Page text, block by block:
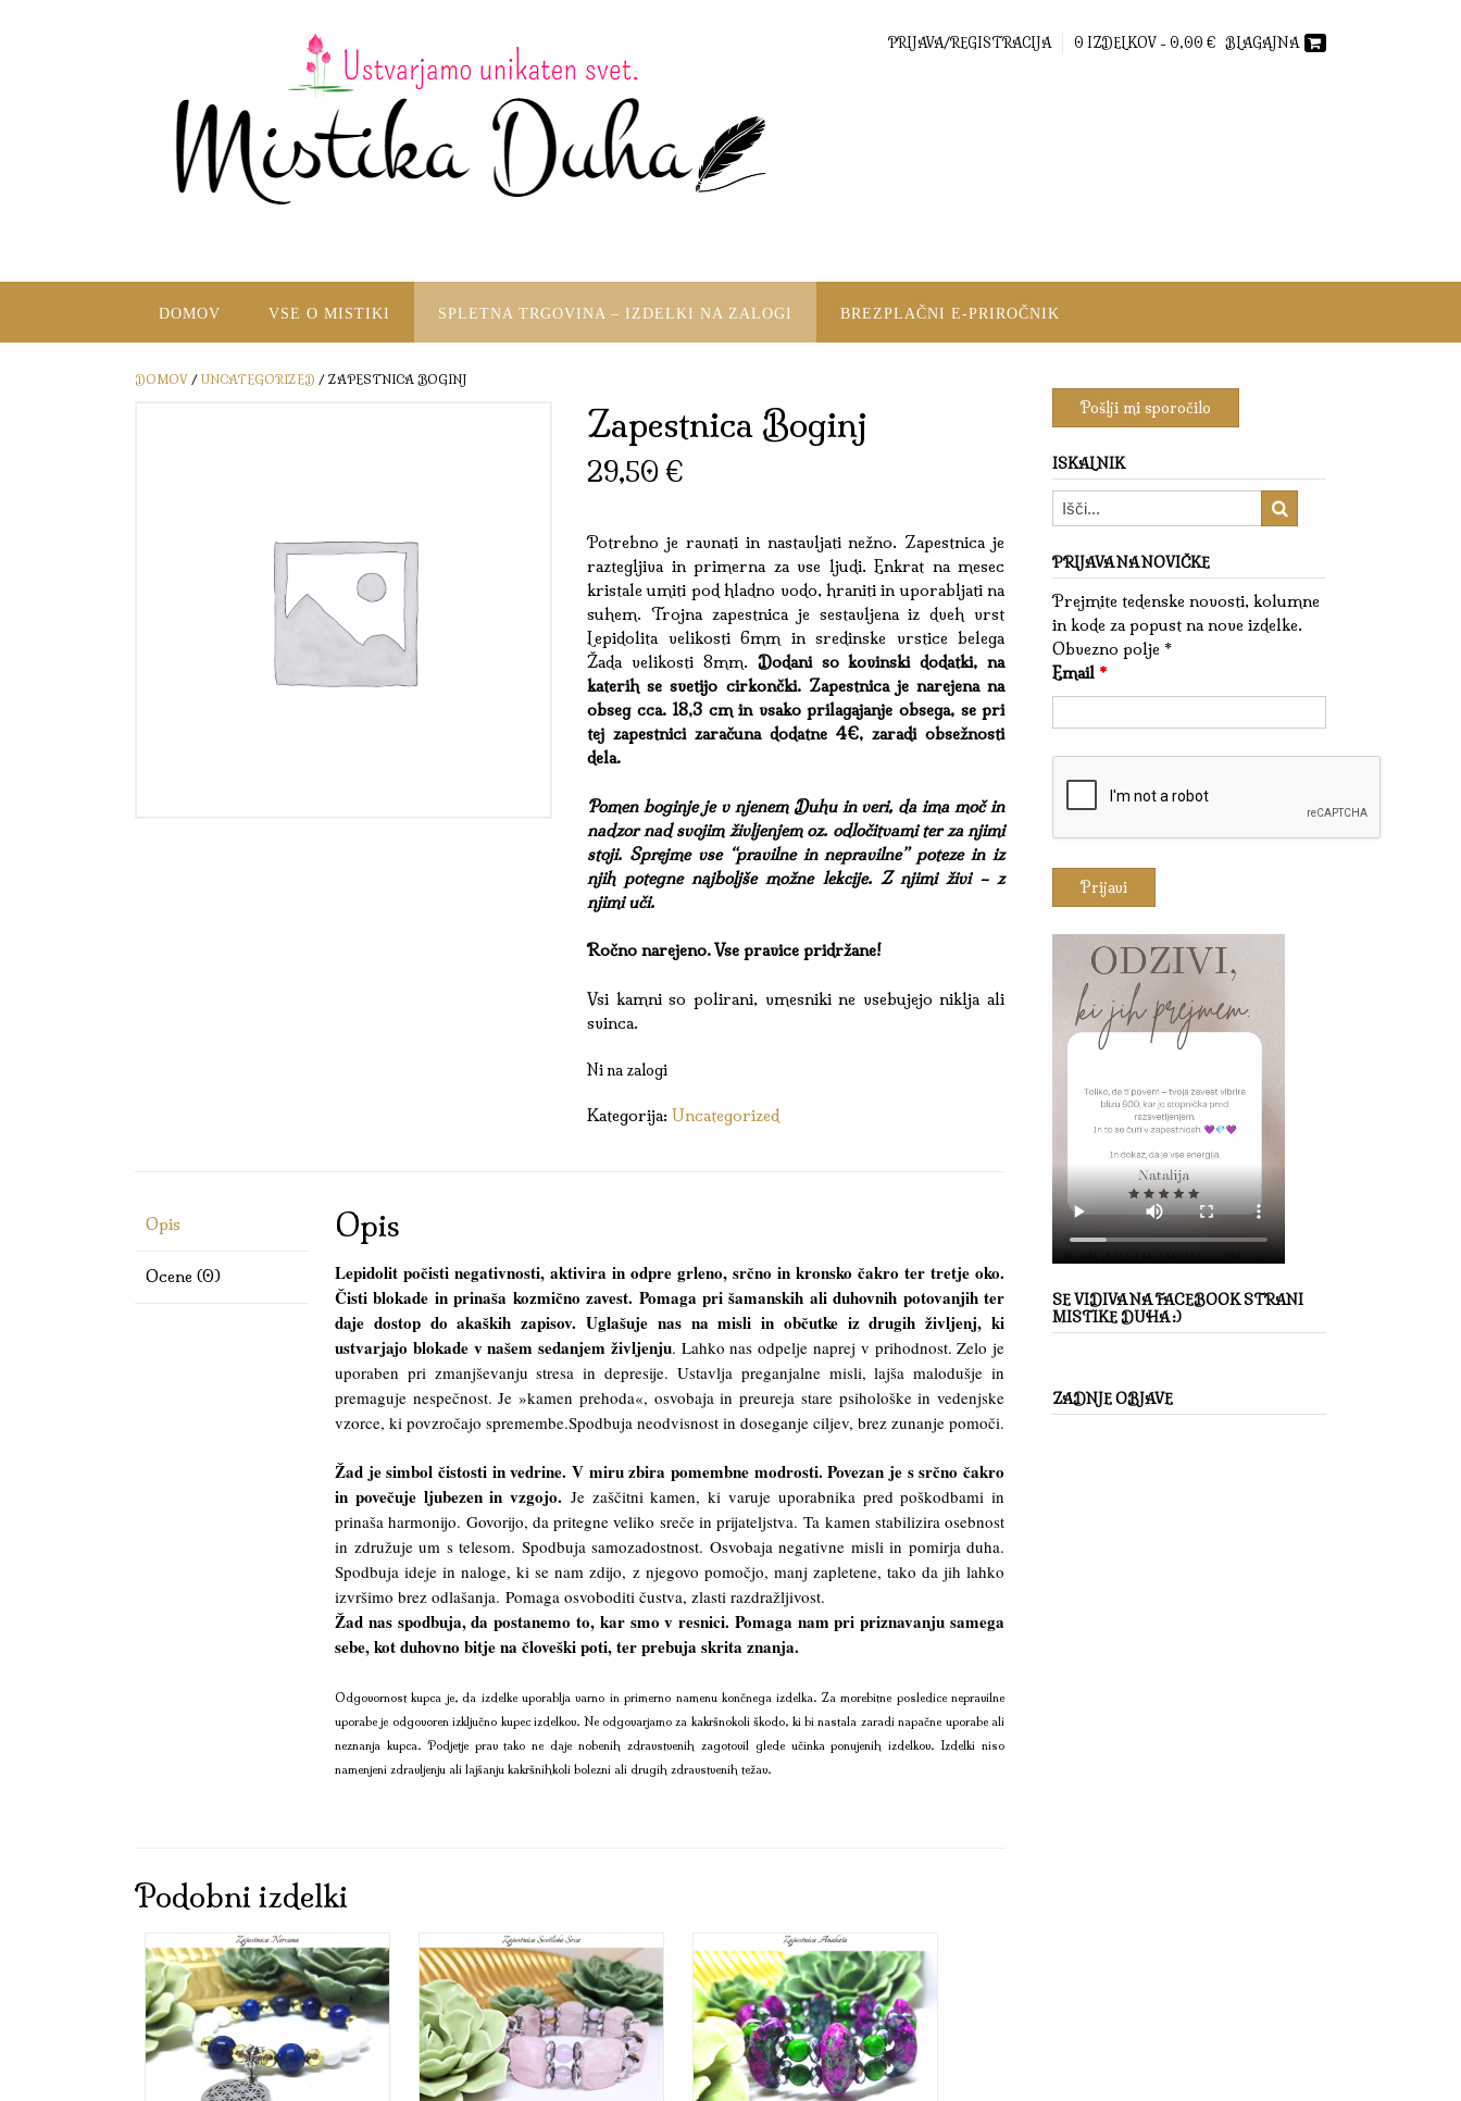
PRIJAVA/REGISTRACIJA 0 IZDELKOV - 0,00 € BLAGAJNA
DOMOV VSE O MISTIKI SPLETNA TRGOVINA – IZDELKI NA ZALOGI BREZPLAČNI E-PRIROČNIK
DOMOV / UNCATEGORIZED / ZAPESTNICA BOGINJ
Zapestnica Boginj
29,50 €
Potrebno je ravnati in nastavljati nežno. Zapestnica je
raztegljiva in primerna za vse ljudi. Enkrat na mesec
kristale umiti pod hladno vodo, hraniti in uporabljati na
suhem. Trojna zapestnica je sestavljena iz dveh vrst
Lepidolita velikosti 6mm in sredinske vrstice belega
Žada velikosti 8mm. Dodani so kovinski dodatki, na
katerih se svetijo cirkončki. Zapestnica je narejena na
obseg cca. 18,3 cm in vsako prilagajanje obsega, se pri
tej zapestnici zaračuna dodatne 4€, zaradi obsežnosti
dela.
Pomen boginje je v njenem Duhu in veri, da ima moč in
nadzor nad svojim življenjem oz. odločitvami ter za njimi
stoji. Sprejme vse “pravilne in nepravilne” poteze in iz
njih potegne najboljše možne lekcije. Z njimi živi – z
njimi uči.
Ročno narejeno. Vse pravice pridržane!
Vsi kamni so polirani, vmesniki ne vsebujejo niklja ali
svinca.
Ni na zalogi
Kategorija:Uncategorized
Opis
Ocene (0)
Opis
Lepidolit počisti negativnosti, aktivira in odpre grleno, srčno in kronsko čakro ter tretje oko.
Čisti blokade in prinaša kozmično zavest. Pomaga pri šamanskih ali duhovnih potovanjih ter
daje dostop do akaških zapisov. Uglašuje nas na misli in občutke iz drugih življenj, ki
ustvarjajo blokade v našem sedanjem življenju. Lahko nas odpelje naprej v prihodnost. Zelo je
uporaben pri zmanjševanju stresa in depresije. Ustavlja preganjalne misli, lajša malodušje in
premaguje nespečnost. Je »kamen prehoda«, osvobaja in preureja stare psihološke in vedenjske
vzorce, ki povzročajo spremembe.Spodbuja neodvisnost in doseganje ciljev, brez zunanje pomoči.
Žad je simbol čistosti in vedrine. V miru zbira pomembne modrosti. Povezan je s srčno čakro
in povečuje ljubezen in vzgojo. Je zaščitni kamen, ki varuje uporabnika pred poškodbami in
prinaša harmonijo. Govorijo, da pritegne veliko sreče in prijateljstva. Ta kamen stabilizira osebnost
in združuje um s telesom. Spodbuja samozadostnost. Osvobaja negativne misli in pomirja duha.
Spodbuja ideje in naloge, ki se nam zdijo, z njegovo pomočjo, manj zapletene, tako da jih lahko
izvršimo brez odlašanja. Pomaga osvoboditi čustva, zlasti razdražljivost.
Žad nas spodbuja, da postanemo to, kar smo v resnici. Pomaga nam pri priznavanju samega
sebe, kot duhovno bitje na človeški poti, ter prebuja skrita znanja.
Odgovornost kupca je, da izdelke uporablja varno in primerno namenu končnega izdelka. Za morebitne posledice nepravilne
uporabe je odgovoren izključno kupec izdelkov. Ne odgovarjamo za kakršnokoli škodo, ki bi nastala zaradi napačne uporabe ali
neznanja kupca. Podjetje prav tako ne daje nobenih zdravstvenih zagotovil glede učinka ponujenih izdelkov. Izdelki niso
namenjeni zdravljenju ali lajšanju kakršnihkoli bolezni ali drugih zdravstvenih težav.
Podobni izdelki
ISKALNIK
PRIJAVA NA NOVIČKE
Prejmite tedenske novosti, kolumne
in kode za popust na nove izdelke.
Obvezno polje *
Email *
SE VIDIVA NA FACEBOOK STRANI
MISTIKE DUHA :)
ZADNJE OBJAVE